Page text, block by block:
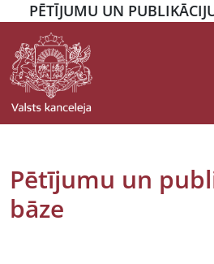
PĒTĪJUMU UN
Pētījumu un
bāze